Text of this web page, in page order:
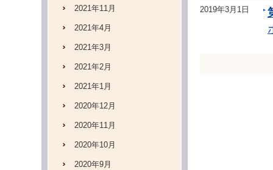
2019年3月1日
2021年11月
2021年4月
2021年3月
2021年2月
2021年1月
2020年12月
2020年11月
2020年10月
2020年9月